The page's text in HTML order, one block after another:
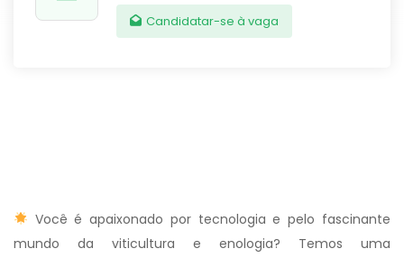
Candidatar-se à vaga
Você é apaixonado por tecnologia e pelo fascinante
mundo da viticultura e enologia? Temos uma